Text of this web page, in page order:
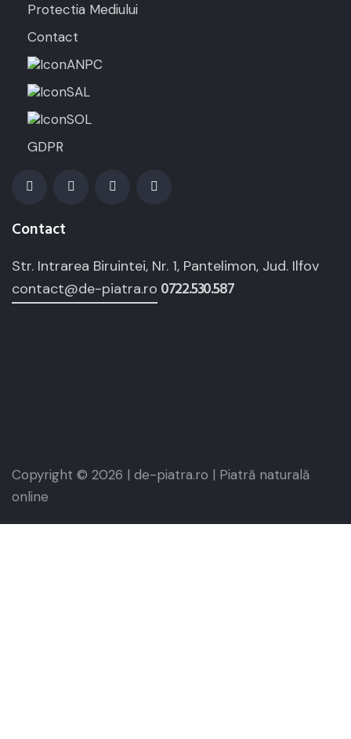
Protectia Mediului
Contact
ANPC
SAL
SOL
GDPR
Contact
Str. Intrarea Biruintei, Nr. 1, Pantelimon, Jud. Ilfov
contact@de-piatra.ro 0722.530.587
Copyright © 2026 | de-piatra.ro | Piatră naturală
online